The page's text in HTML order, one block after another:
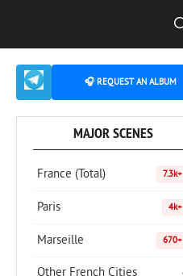
🎧 REQUEST AN ALBUM
MAJOR SCENES
France (Total) 7.3k+
Paris 4k+
Marseille 670+